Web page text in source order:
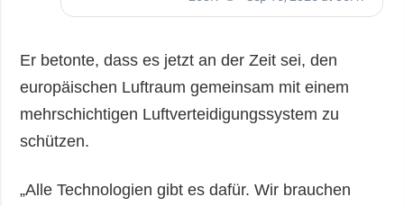
Er betonte, dass es jetzt an der Zeit sei, den
europäischen Luftraum gemeinsam mit einem
mehrschichtigen Luftverteidigungssystem zu
schützen.
„Alle Technologien gibt es dafür. Wir brauchen